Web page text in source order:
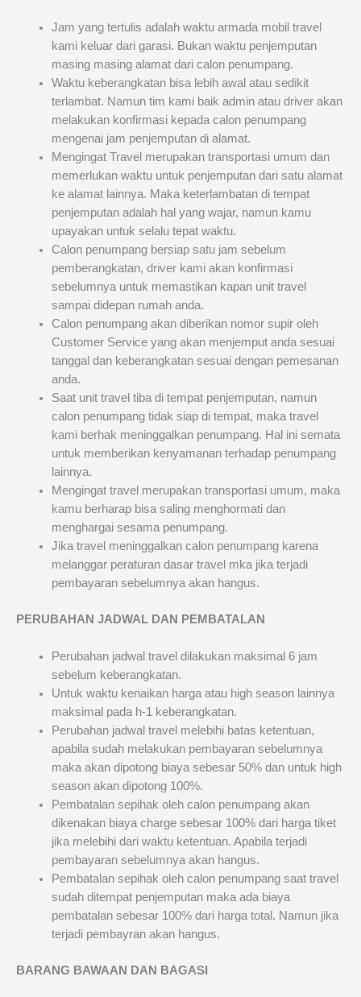
Jam yang tertulis adalah waktu armada mobil travel
kami keluar dari garasi. Bukan waktu penjemputan
masing masing alamat dari calon penumpang.
Waktu keberangkatan bisa lebih awal atau sedikit
terlambat. Namun tim kami baik admin atau driver akan
melakukan konfirmasi kepada calon penumpang
mengenai jam penjemputan di alamat.
Mengingat Travel merupakan transportasi umum dan
memerlukan waktu untuk penjemputan dari satu alamat
ke alamat lainnya. Maka keterlambatan di tempat
penjemputan adalah hal yang wajar, namun kamu
upayakan untuk selalu tepat waktu.
Calon penumpang bersiap satu jam sebelum
pemberangkatan, driver kami akan konfirmasi
sebelumnya untuk memastikan kapan unit travel
sampai didepan rumah anda.
Calon penumpang akan diberikan nomor supir oleh
Customer Service yang akan menjemput anda sesuai
tanggal dan keberangkatan sesuai dengan pemesanan
anda.
Saat unit travel tiba di tempat penjemputan, namun
calon penumpang tidak siap di tempat, maka travel
kami berhak meninggalkan penumpang. Hal ini semata
untuk memberikan kenyamanan terhadap penumpang
lainnya.
Mengingat travel merupakan transportasi umum, maka
kamu berharap bisa saling menghormati dan
menghargai sesama penumpang.
Jika travel meninggalkan calon penumpang karena
melanggar peraturan dasar travel mka jika terjadi
pembayaran sebelumnya akan hangus.
PERUBAHAN JADWAL DAN PEMBATALAN
Perubahan jadwal travel dilakukan maksimal 6 jam
sebelum keberangkatan.
Untuk waktu kenaikan harga atau high season lainnya
maksimal pada h-1 keberangkatan.
Perubahan jadwal travel melebihi batas ketentuan,
apabila sudah melakukan pembayaran sebelumnya
maka akan dipotong biaya sebesar 50% dan untuk high
season akan dipotong 100%.
Pembatalan sepihak oleh calon penumpang akan
dikenakan biaya charge sebesar 100% dari harga tiket
jika melebihi dari waktu ketentuan. Apabila terjadi
pembayaran sebelumnya akan hangus.
Pembatalan sepihak oleh calon penumpang saat travel
sudah ditempat penjemputan maka ada biaya
pembatalan sebesar 100% dari harga total. Namun jika
terjadi pembayran akan hangus.
BARANG BAWAAN DAN BAGASI